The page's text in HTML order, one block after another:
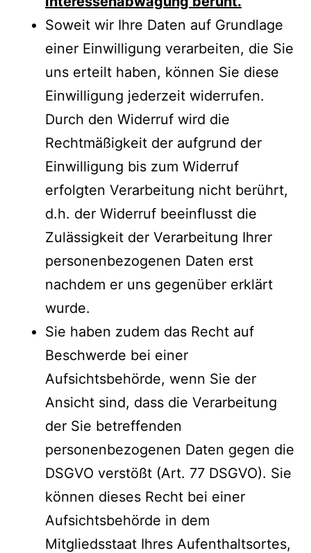
Soweit wir Ihre Daten auf Grundlage
einer Einwilligung verarbeiten, die Sie
uns erteilt haben, können Sie diese
Einwilligung jederzeit widerrufen.
Durch den Widerruf wird die
Rechtmäßigkeit der aufgrund der
Einwilligung bis zum Widerruf
erfolgten Verarbeitung nicht berührt,
d.h. der Widerruf beeinflusst die
Zulässigkeit der Verarbeitung Ihrer
personenbezogenen Daten erst
nachdem er uns gegenüber erklärt
wurde.
Sie haben zudem das Recht auf
Beschwerde bei einer
Aufsichtsbehörde, wenn Sie der
Ansicht sind, dass die Verarbeitung
der Sie betreffenden
personenbezogenen Daten gegen die
DSGVO verstößt (Art. 77 DSGVO). Sie
können dieses Recht bei einer
Aufsichtsbehörde in dem
Mitgliedsstaat Ihres Aufenthaltsortes,